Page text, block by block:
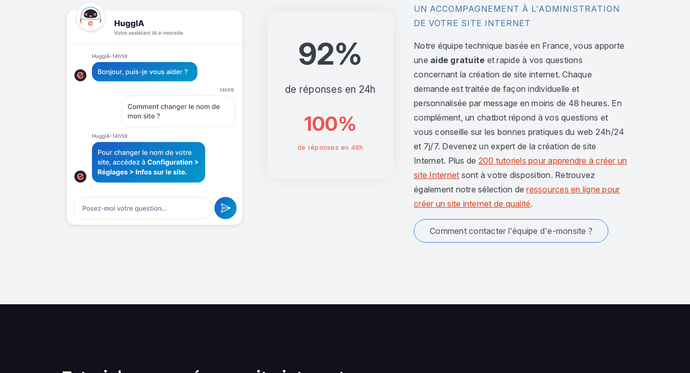
92%
de réponses en 24h
100%
de réponses en 48h
UN ACCOMPAGNEMENT À L'ADMINISTRATION
DE VOTRE SITE INTERNET
Notre équipe technique basée en France, vous apporte
une aide gratuite et rapide à vos questions
concernant la création de site internet. Chaque
demande est traitée de façon individuelle et
personnalisée par message en moins de 48 heures. En
complément, un chatbot répond à vos questions et
vous conseille sur les bonnes pratiques du web 24h/24
et 7j/7. Devenez un expert de la création de site
Internet. Plus de 200 tutoriels pour apprendre à créer un
site Internet sont à votre disposition. Retrouvez
également notre sélection deressources en ligne pour
créer un site internet de qualité.
Comment contacter l'équipe d'e-monsite ?